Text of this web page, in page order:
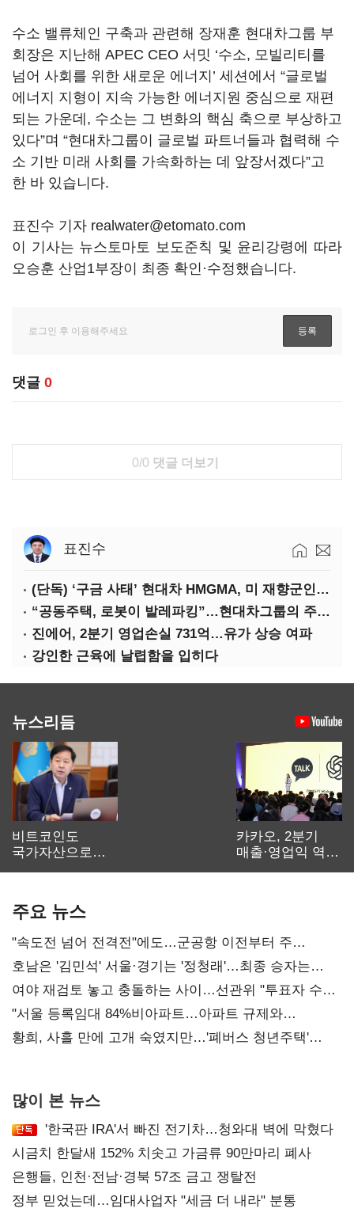
수소 밸류체인 구축과 관련해 장재훈 현대차그룹 부
회장은 지난해 APEC CEO 서밋 ‘수소, 모빌리티를
넘어 사회를 위한 새로운 에너지’ 세션에서 “글로벌
에너지 지형이 지속 가능한 에너지원 중심으로 재편
되는 가운데, 수소는 그 변화의 핵심 축으로 부상하고
있다”며 “현대차그룹이 글로벌 파트너들과 협력해 수
소 기반 미래 사회를 가속화하는 데 앞장서겠다”고
한 바 있습니다.
표진수 기자 realwater@etomato.com
이 기사는 뉴스토마토 보도준칙 및 윤리강령에 따라
오승훈 산업1부장이 최종 확인·수정했습니다.
댓글 0
0/0 댓글 더보기
표진수
(단독) ‘구금 사태’ 현대차 HMGMA, 미 재향군인 채용 확대로 분위기 반전
“공동주택, 로봇이 발레파킹”…현대차그룹의 주차 실험
진에어, 2분기 영업손실 731억…유가 상승 여파
강인한 근육에 날렵함을 입히다
뉴스리듬
비트코인도
국가자산으로…'
카카오, 2분기
매출·영업익 역대
주요 뉴스
"속도전 넘어 전격전"에도…군공항 이전부터 주
52시간까지 '뇌관'
호남은 '김민석' 서울·경기는 '정청래'…최종 승자는
'안갯속'
여야 재검토 놓고 충돌하는 사이…선관위 "투표자 수
오차 당연"
"서울 등록임대 84%비아파트…아파트 규제와
달리해야"
황희, 사흘 만에 고개 숙였지만…'폐버스 청년주택'
많이 본 뉴스
'한국판 IRA'서 빠진 전기차…청와대 벽에 막혔다
시금치 한달새 152% 치솟고 가금류 90만마리 폐사
은행들, 인천·전남·경북 57조 금고 쟁탈전
정부 믿었는데…임대사업자 "세금 더 내라" 분통